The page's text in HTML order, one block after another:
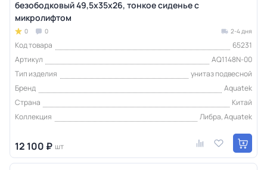
безободковый 49,5х35х26, тонкое сиденье с
микролифтом
0 0 2-4 дня
Код товара
65231
Артикул
AQ1148N-00
Тип изделия
унитаз подвесной
Бренд
Aquatek
Страна
Китай
Коллекция
Либра, Aquatek
12 100 ₽ шт